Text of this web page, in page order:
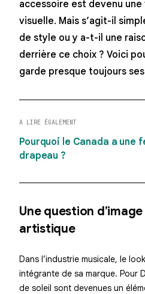
accessoire est devenu
visuelle. Mais s’agit-il
de style ou y a-t-il une
derrière ce choix ? Voici
garde presque toujours
A LIRE ÉGALEMENT
Pourquoi le Canada a une
drapeau ?
Une question
artistique
Dans l’industrie musicale, le
intégrante de sa marque. Pour
de soleil sont devenues un